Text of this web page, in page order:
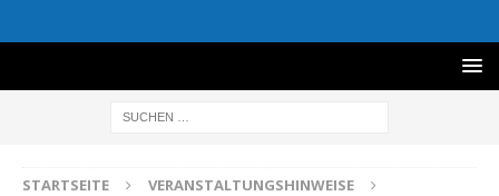
STARTSEITE
VERANSTALTUNGSHINWEISE